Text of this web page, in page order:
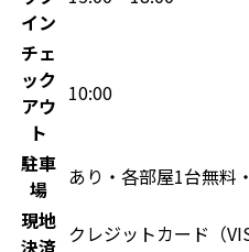
イン
チェ
ック
アウ
ト
10:00
駐車
場
あり・各部屋1台無料
現地
決済 クレジットカード（